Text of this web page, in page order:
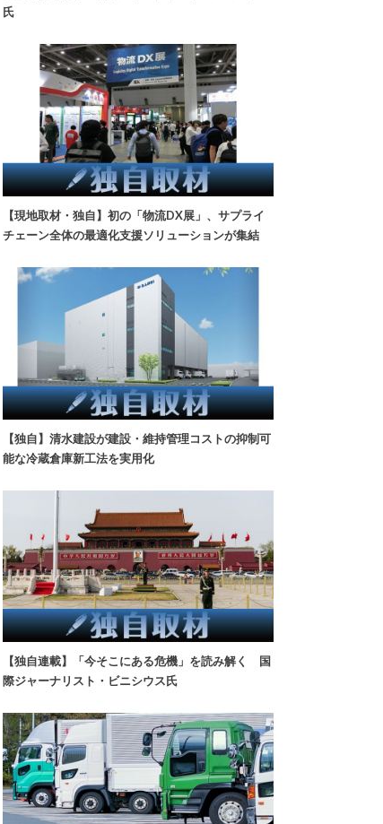
氏
【現地取材・独自】初の「物流DX展」、サプライ
チェーン全体の最適化支援ソリューションが集結
【独自】清水建設が建設・維持管理コストの抑制可
能な冷蔵倉庫新工法を実用化
【独自連載】「今そこにある危機」を読み解く 国
際ジャーナリスト・ビニシウス氏